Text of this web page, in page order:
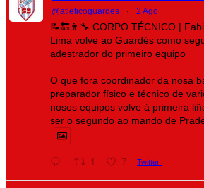
@atleticoguardes · 2 Ago
📝🔙👨‍🔧 CORPO TÉCNICO |
Lima volve ao Guardés como
adestrador do primeiro equipo
O que fora coordinador da nosa
preparador físico e técnico de
nosos equipos volve á primeira
ser o segundo ao mando de
1 7 Twitter